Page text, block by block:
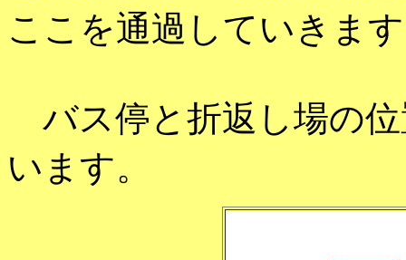
ここを通過していきま
バス停と折返し場の
います。